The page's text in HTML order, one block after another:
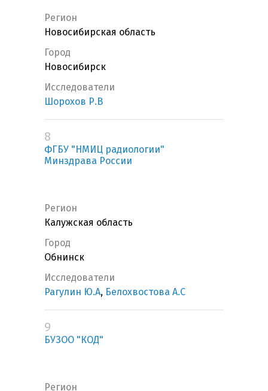
Регион
Новосибирская область
Город
Новосибирск
Исследователи
Шорохов Р.В
8
ФГБУ "НМИЦ радиологии"
Минздрава России
Регион
Калужская область
Город
Обнинск
Исследователи
Рагулин Ю.А, Белохвостова А.С
9
БУЗОО "КОД"
Регион